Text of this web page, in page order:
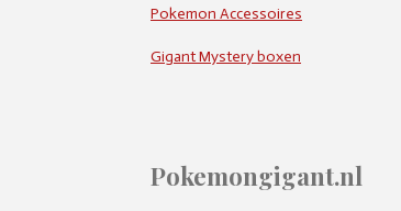
Pokemon Accessoires
Gigant Mystery boxen
Pokemongigant.nl